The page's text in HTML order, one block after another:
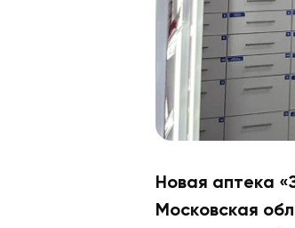
Новая аптека
Московская